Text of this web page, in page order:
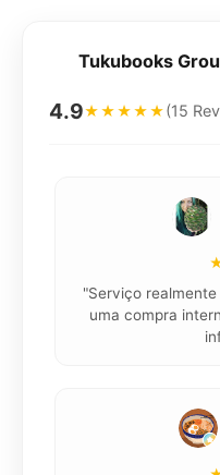
Tukubooks
4.9★★★★★(15
"Serviço
uma compra